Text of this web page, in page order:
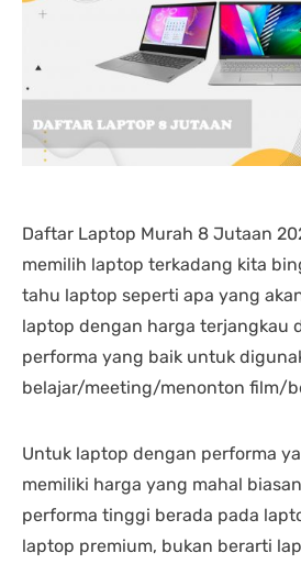
terbaik
saya dilayani
mbak kiki...
sekali
DENGAN
BANYAK,
AGRES
CS NYA PUN
NGABARIN
DAN
GIMANA,
Daftar Laptop Murah 8 Jutaan
memilih laptop terkadang kita
tahu laptop seperti apa yang
laptop dengan harga terjangkau
performa yang baik untuk
belajar/meeting/menonton film/
Untuk laptop dengan performa
memiliki harga yang mahal
performa tinggi berada pada
laptop premium, bukan berarti